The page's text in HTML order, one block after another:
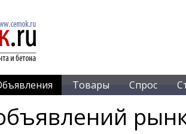
Товары Спрос